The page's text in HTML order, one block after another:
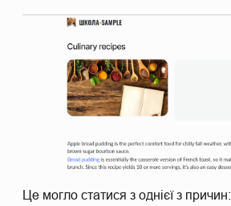
Подивитися ще
Це могло статися з однієї з причин: